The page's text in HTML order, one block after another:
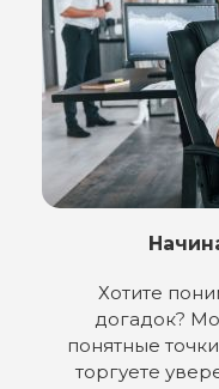
Хотите
догадок?
понятные
торгуете